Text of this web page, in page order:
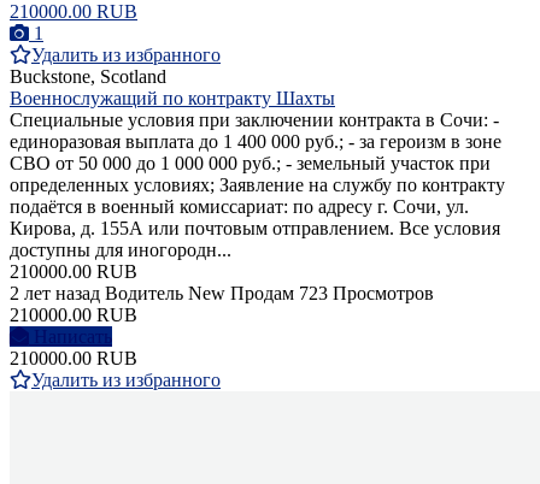
210000.00 RUB
1
Удалить из избранного
Buckstone, Scotland
Военнослужащий по контракту Шахты
Специальные условия при заключении контракта в Сочи: -
единоразовая выплата до 1 400 000 руб.; - за героизм в зоне
СВО от 50 000 до 1 000 000 руб.; - земельный участок при
определенных условиях; Заявление на службу по контракту
подаётся в военный комиссариат: по адресу г. Сочи, ул.
Кирова, д. 155А или почтовым отправлением. Все условия
доступны для иногородн...
210000.00 RUB
2 лет назад Водитель New Продам 723 Просмотров
210000.00 RUB
Написать
210000.00 RUB
Удалить из избранного